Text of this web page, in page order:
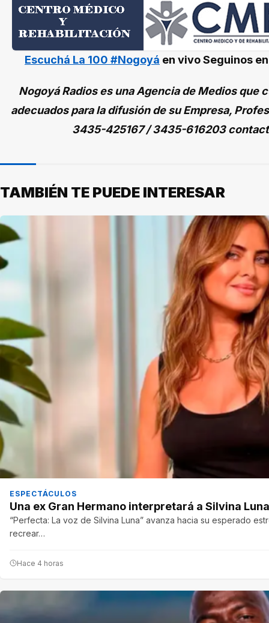
Escuchá La 100 #Nogoyá en vivoSeguinos
Nogoyá Radios es una Agencia de Medios
adecuados para la difusión de su Empresa,
3435-425167 / 3435-616203
TAMBIÉN TE PUEDE INTERESAR
ESPECTÁCULOS
Una ex Gran Hermano interpretará a Silvina
“Perfecta: La voz de Silvina Luna” avanza hacia su esperado
recrear…
Hace 4 horas